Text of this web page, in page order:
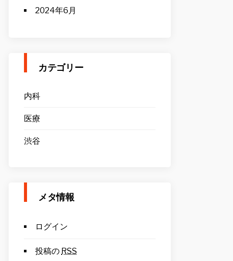
2024年6月
カテゴリー
内科
医療
渋谷
メタ情報
ログイン
投稿の RSS